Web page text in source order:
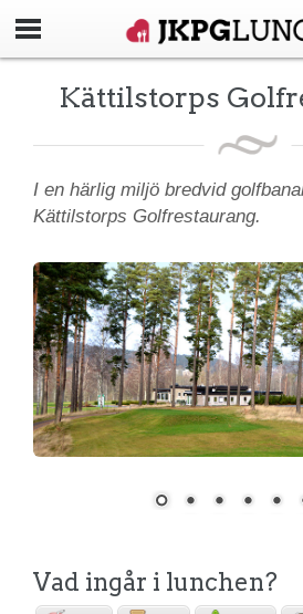
Kättilstorps
I en härlig miljö bredvid
Kättilstorps Golfrestaurang.
Vad ingår i lunchen?